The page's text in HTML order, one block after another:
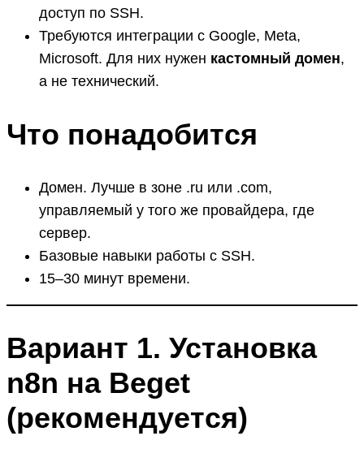
доступ по SSH.
Требуются интеграции с Google, Meta,
Microsoft. Для них нужен кастомный домен,
а не технический.
Что понадобится
Домен. Лучше в зоне .ru или .com,
управляемый у того же провайдера, где
сервер.
Базовые навыки работы с SSH.
15–30 минут времени.
Вариант 1. Установка
n8n на Beget
(рекомендуется)